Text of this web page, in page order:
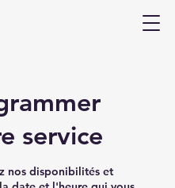
service
nos disponibilités et